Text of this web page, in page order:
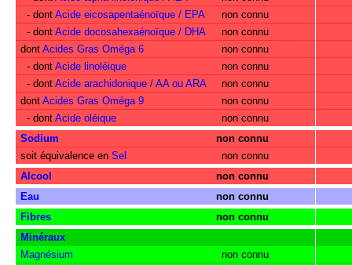
- dont Acide eicosapentaénoïque / EPA
non connu
- dont Acide docosahexaénoïque / DHA
non connu
dont Acides Gras Oméga 6
non connu
- dont Acide linoléique
non connu
- dont Acide arachidonique / AA ou ARA
non connu
dont Acides Gras Oméga 9
non connu
- dont Acide oléique
non connu
Sodium
non connu
soit équivalence en Sel
non connu
Alcool
non connu
Eau
non connu
Fibres
non connu
Minéraux
Magnésium
non connu